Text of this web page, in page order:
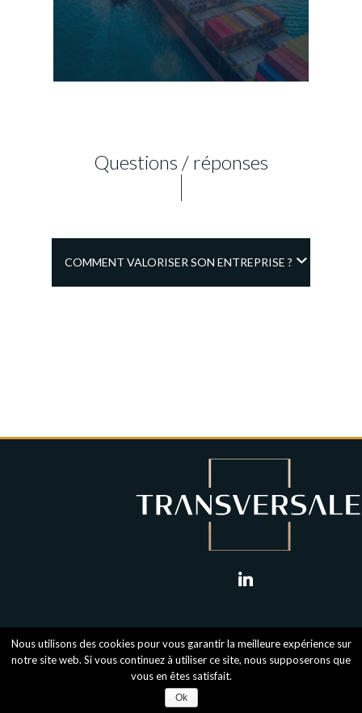
Questions / réponses
COMMENT VALORISER SON ENTREPRISE ?
linkedin
-RGPD- Transversale © 2018
agence de communication Greencub
Nous utilisons des cookies pour vous garantir la meilleure expérience sur
notre site web. Si vous continuez à utiliser ce site, nous supposerons que
vous en êtes satisfait.
Ok